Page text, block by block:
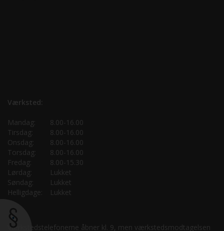
Værksted:
Mandag:
8.00-16.00
Tirsdag:
8.00-16.00
Onsdag:
8.00-16.00
Torsdag:
8.00-16.00
Fredag:
8.00-15.30
Lørdag:
Lukket
Søndag:
Lukket
Helligdage:
Lukket
Værkstedstelefonerne åbner kl. 9, men værkstedsmodtagelsen